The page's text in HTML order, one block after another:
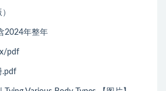
2024年整年
pdf
.pdf